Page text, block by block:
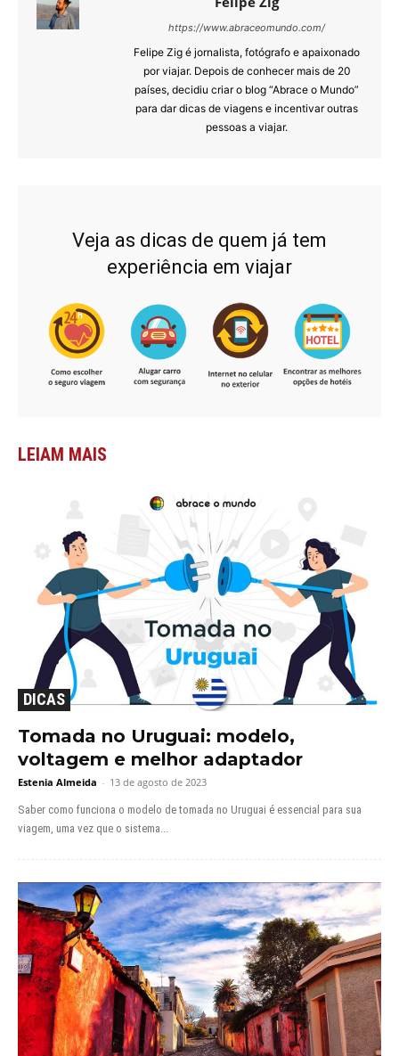
https://www.abraceomundo.com/
Felipe Zig é jornalista, fotógrafo e apaixonado
por viajar. Depois de conhecer mais de 20
países, decidiu criar o blog “Abrace o Mundo”
para dar dicas de viagens e incentivar outras
pessoas a viajar.
Veja as dicas de quem já tem
experiência em viajar
LEIAM MAIS
DICAS
Tomada no Uruguai: modelo,
voltagem e melhor adaptador
Estenia Almeida - 13 de agosto de 2023
Saber como funciona o modelo de tomada no Uruguai é essencial para sua
viagem, uma vez que o sistema...